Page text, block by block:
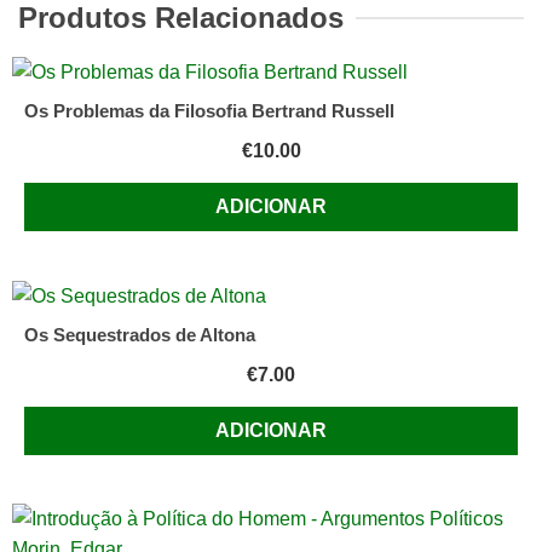
Palavra
Vol
e
Produtos Relacionados
Os Problemas da Filosofia Bertrand Russell
€10.00
ADICIONAR
Os Sequestrados de Altona
€7.00
ADICIONAR